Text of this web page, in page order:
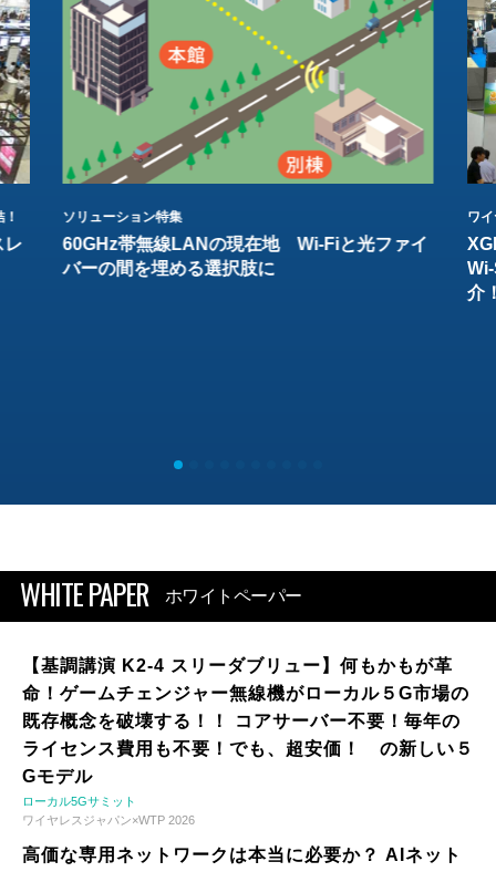
レ
ソリューション特集
60GHz帯無線LANの現在地 Wi-Fiと光ファイ
バーの間を埋める選択肢に
ワ
介
WHITE PAPER ホワイトペーパー
【基調講演 K2-4 スリーダブリュー】何もかもが革
命！ゲームチェンジャー無線機がローカル５G市場の
既存概念を破壊する！！ コアサーバー不要！毎年の
ライセンス費用も不要！でも、超安価！ の新しい５
Gモデル
ローカル5Gサミット
ワイヤレスジャパン×WTP 2026
高価な専用ネットワークは本当に必要か？ AIネット